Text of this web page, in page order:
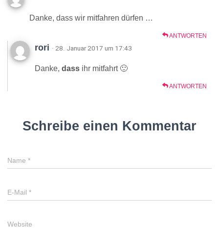
Danke, dass wir mitfahren dürfen …
ANTWORTEN
rori · 28. Januar 2017 um 17:43
Danke, dass ihr mitfahrt 🙂
ANTWORTEN
Schreibe einen Kommentar
Name *
E-Mail *
Website